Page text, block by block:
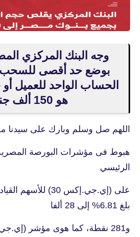
وجه البنك المركزي
بوضع حد أقصى للسحب
الحساب الواحد للعميل
هو 150 ألف جنيه
اللهم صل وسلم وبارك على سيدنا
هبوط فى مؤشرات البورصة
الرئيسي
على (إي.جي.إكس 30)
بلغ 6.81% إلى 28 ألفا